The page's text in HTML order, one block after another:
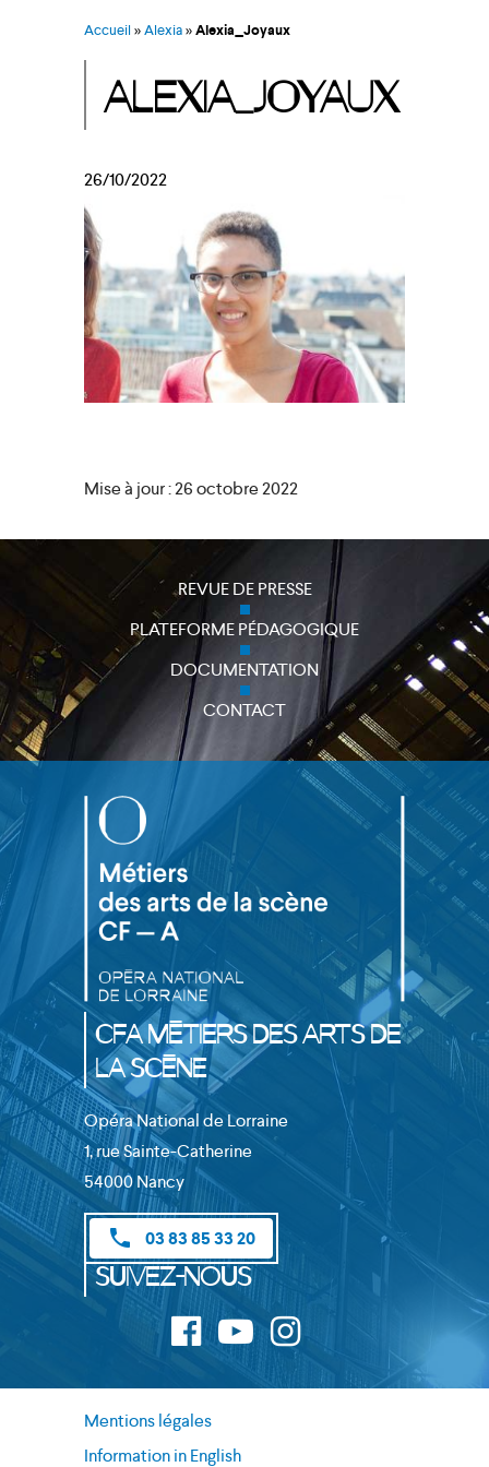
Accueil»Alexia»Alexia_Joyaux
ALEXIA_JOYAUX
26/10/2022
Mise à jour : 26 octobre 2022
REVUE DE PRESSE
PLATEFORME PÉDAGOGIQUE
DOCUMENTATION
CONTACT
CFA Métiers des Arts de
la Scène
Opéra National de Lorraine
1, rue Sainte-Catherine
54000 Nancy
phone 03 83 85 33 20
Suivez-nous
Mentions légales
Information in English